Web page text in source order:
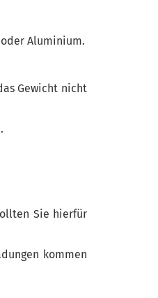
Aluminium.
Gewicht nicht
Sie hierfür
kommen